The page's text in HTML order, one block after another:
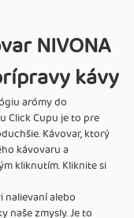
NIVONA
kávy
arómy do
Click Cupu je to pre
Kávovar, ktorý
kávovaru a
kliknutím. Kliknite si
nalievaní alebo
naše zmysly. Je to